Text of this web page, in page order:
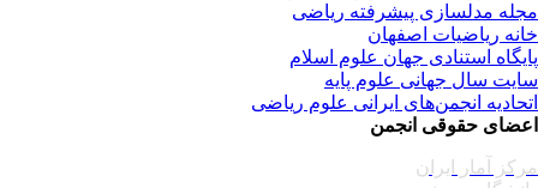
مدلسازی پیشرفته ریاضی
ریاضیات اصفهان
استنادی جهان علوم اسلام
سال جهانی علوم پایه
انجمن‌های ایرانی علوم ریاضی
حقوقی انجمن
آمار ایران